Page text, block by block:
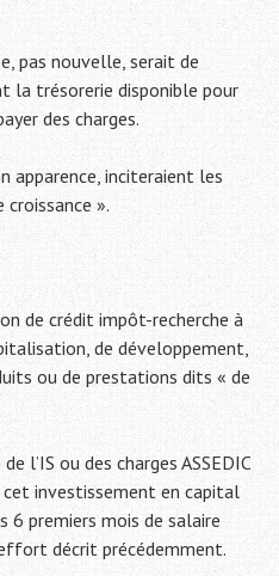
pas nouvelle, serait de
la trésorerie disponible pour
des charges.
apparence, inciteraient les
croissance ».
de crédit impôt-recherche à
de développement,
ou de prestations dits « de
l’IS ou des charges ASSEDIC
investissement en capital
6 premiers mois de salaire
décrit précédemment.